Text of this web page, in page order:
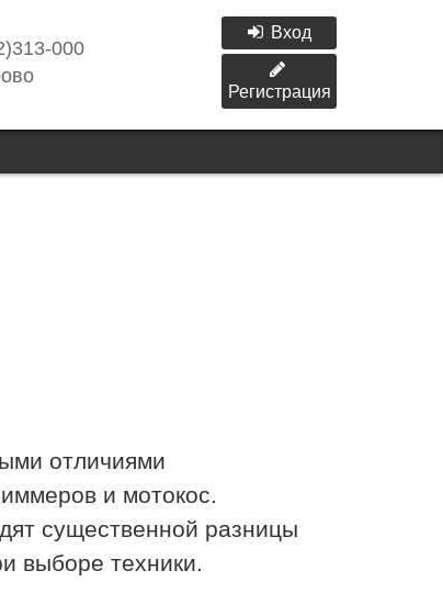
000
Вход
Регистрация
отличиями
и мотокос.
существенной разницы
выборе техники.